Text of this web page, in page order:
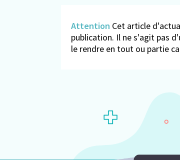
Attention Cet article
publication. Il ne s'agit pas
le rendre en tout ou partie